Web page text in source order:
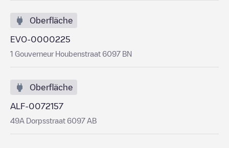
Oberfläche
EVO-0000225
1 Gouverneur Houbenstraat 6097 BN
Oberfläche
ALF-0072157
49A Dorpsstraat 6097 AB